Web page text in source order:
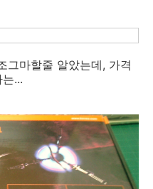
그마할줄 알았는데, 가격
...